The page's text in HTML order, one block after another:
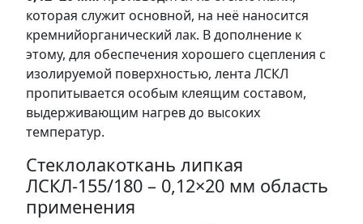
которая служит основной, на неё наносится
кремнийорганический лак. В дополнение к
этому, для обеспечения хорошего сцепления с
изолируемой поверхностью, лента ЛСКЛ
пропитывается особым клеящим составом,
выдерживающим нагрев до высоких
температур.
Стеклолакоткань липкая
ЛСКЛ-155/180 – 0,12×20 мм область
применения